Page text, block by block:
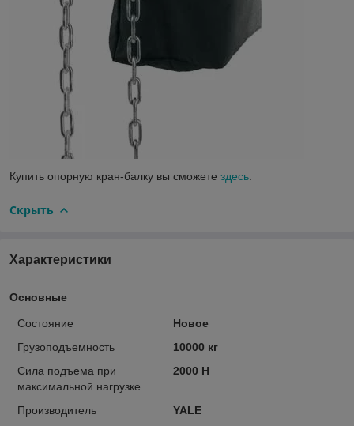
Купить опорную кран-балку вы сможете здесь
Скрыть
Характеристики
Основные
Состояние
Новое
Грузоподъемность
10000 кг
Сила подъема при
максимальной нагрузке
2000 Н
Производитель
YALE